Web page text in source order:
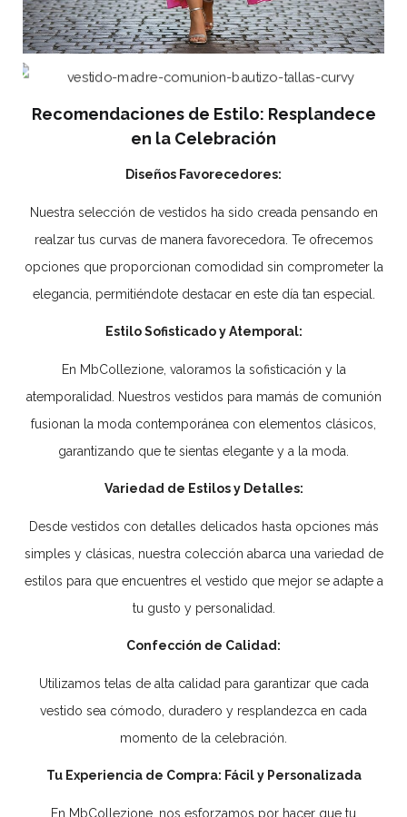
Recomendaciones de Estilo: Resplandece
en la Celebración
Diseños Favorecedores:
Nuestra selección de vestidos ha sido creada pensando en
realzar tus curvas de manera favorecedora. Te ofrecemos
opciones que proporcionan comodidad sin comprometer la
elegancia, permitiéndote destacar en este día tan especial.
Estilo Sofisticado y Atemporal:
En MbCollezione, valoramos la sofisticación y la
atemporalidad. Nuestros vestidos para mamás de comunión
fusionan la moda contemporánea con elementos clásicos,
garantizando que te sientas elegante y a la moda.
Variedad de Estilos y Detalles:
Desde vestidos con detalles delicados hasta opciones más
simples y clásicas, nuestra colección abarca una variedad de
estilos para que encuentres el vestido que mejor se adapte a
tu gusto y personalidad.
Confección de Calidad:
Utilizamos telas de alta calidad para garantizar que cada
vestido sea cómodo, duradero y resplandezca en cada
momento de la celebración.
Tu Experiencia de Compra: Fácil y Personalizada
En MbCollezione, nos esforzamos por hacer que tu